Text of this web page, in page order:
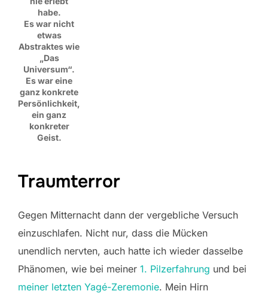
habe.
Es war nicht
etwas
Abstraktes wie
„Das
Universum“.
Es war eine
ganz konkrete
Persönlichkeit,
ein ganz
konkreter
Geist.
Traumterror
Gegen Mitternacht dann der vergebliche Versuch
einzuschlafen. Nicht nur, dass die Mücken
unendlich nervten, auch hatte ich wieder dasselbe
Phänomen, wie bei meiner 1. Pilzerfahrung und bei
meiner letzten Yagé-Zeremonie. Mein Hirn